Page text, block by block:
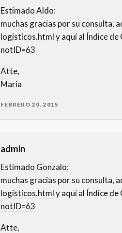
Estimado Aldo:
muchas gracias por su consulta,
logisticos.htmly aquí al Índice
notID=63
Atte,
Maria
FEBRERO 20, 2015
admin
Estimado Gonzalo:
muchas gracias por su consulta,
logisticos.htmly aquí al Índice
notID=63
Atte,